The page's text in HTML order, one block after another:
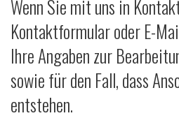
Wenn Sie mit uns in
Kontaktformular oder E-
Ihre Angaben zur
sowie für den Fall, dass
entstehen.